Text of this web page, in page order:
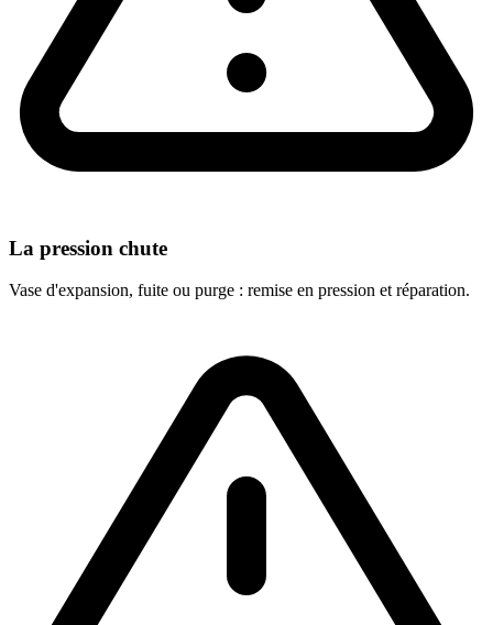
La pression chute
Vase d'expansion, fuite ou purge : remise en pression et réparation.